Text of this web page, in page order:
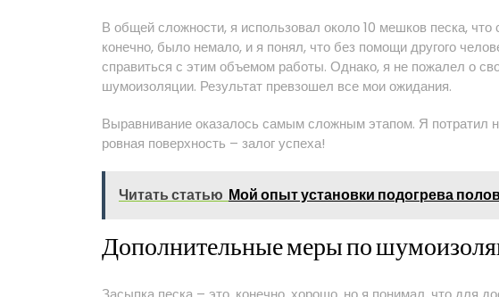
В общей сложности, я использовал около 10 мешков песка,
конечно, было немало, и я понял, что без помощи другого
справиться с этим объемом работы. Однако, я не пожалел о
шумоизоляции. Результат превзошел все мои ожидания.
Выравнивание оказалось самым сложным этапом. Я потратил
ровная поверхность – залог успеха!
Читать статью Мой опыт установки подогрева
Дополнительные меры по